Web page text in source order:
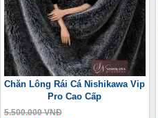
Chăn Lông Rái Cá Nishikawa Vip
Pro Cao Cấp
5.500.000 VNĐ